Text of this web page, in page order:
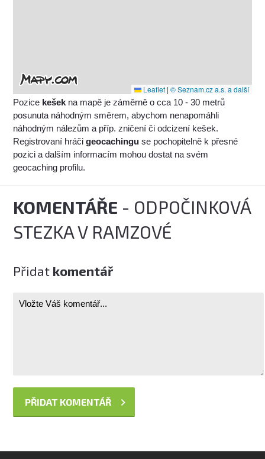
Leaflet | © Seznam.cz a.s. a další
Pozice kešek na mapě je záměrně o cca 10 - 30 metrů
posunuta náhodným směrem, abychom nenapomáhli
náhodným nálezům a příp. zničení či odcizení kešek.
Registrovaní hráčigeocachingu se pochopitelně k přesné
pozici a dalším informacím mohou dostat na svém
geocaching profilu.
KOMENTÁŘE - ODPOČINKOVÁ
STEZKA V RAMZOVÉ
Přidat komentář